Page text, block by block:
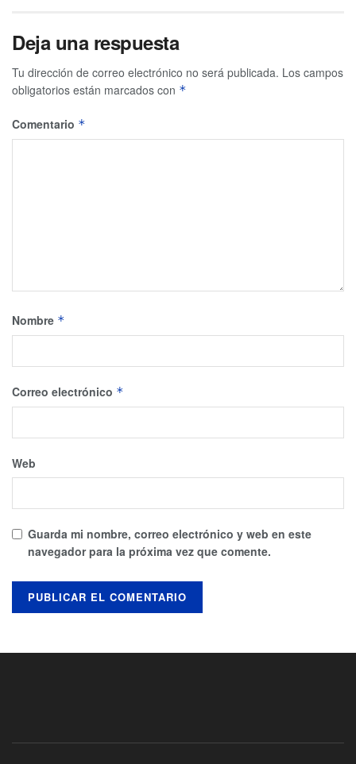
Deja una respuesta
Tu dirección de correo electrónico no será publicada. Los campos
obligatorios están marcados con *
Comentario *
Nombre *
Correo electrónico *
Web
Guarda mi nombre, correo electrónico y web en este
navegador para la próxima vez que comente.